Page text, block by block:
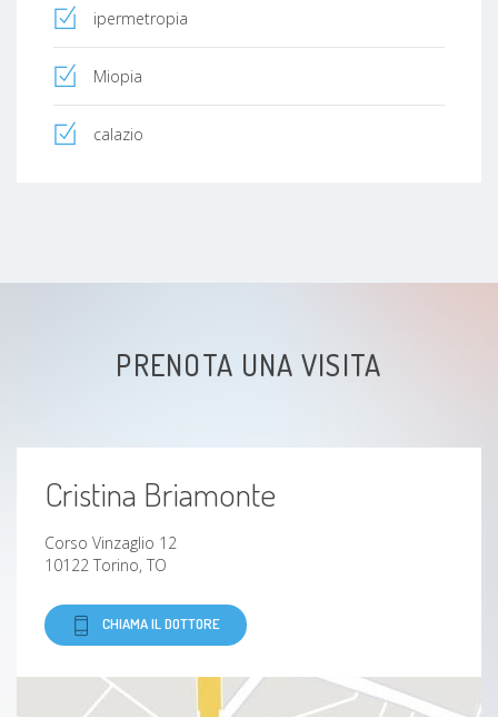
ipermetropia
Miopia
calazio
PRENOTA UNA VISITA
Cristina Briamonte
Corso Vinzaglio 12
10122 Torino, TO
CHIAMA IL DOTTORE